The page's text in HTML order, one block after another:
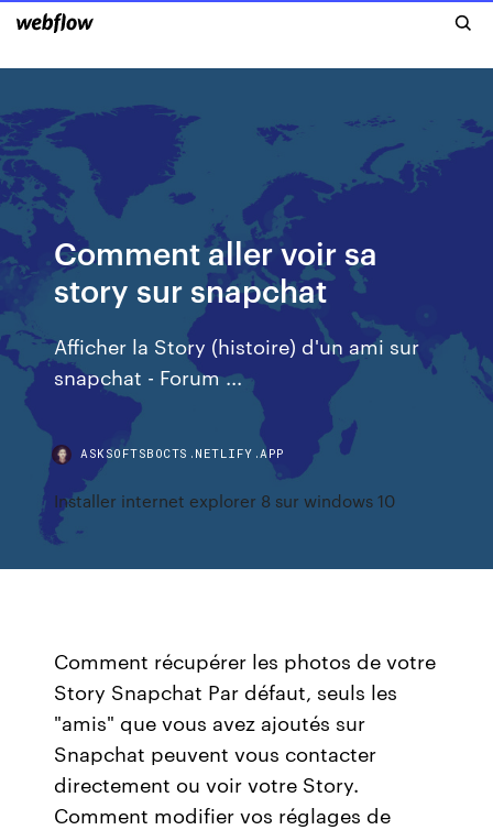
Comment aller voir sa
story sur snapchat
Afficher la Story (histoire) d'un ami sur
snapchat - Forum ...
ASKSOFTSBOCTS.NETLIFY.APP
Installer internet explorer 8 sur windows 10
Comment récupérer les photos de votre
Story Snapchat Par défaut, seuls les
"amis" que vous avez ajoutés sur
Snapchat peuvent vous contacter
directement ou voir votre Story.
Comment modifier vos réglages de